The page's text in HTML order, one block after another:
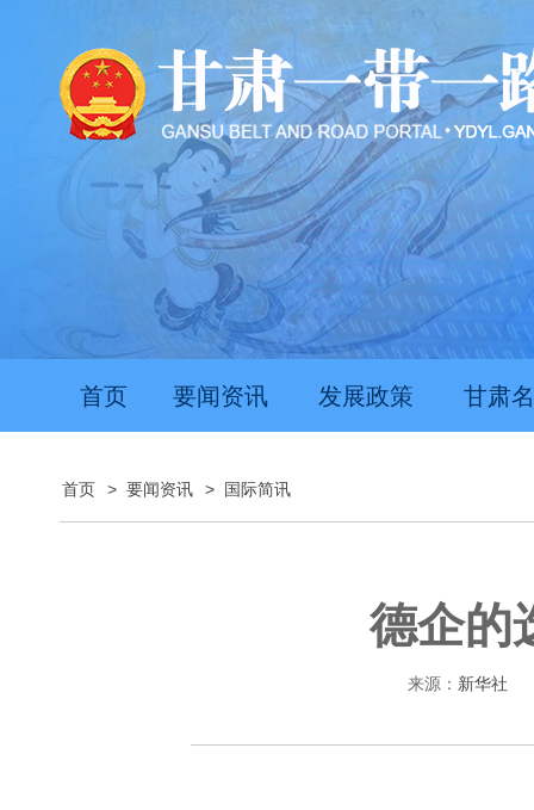
首页 要闻资讯 发展政策 甘肃
首页 > 要闻资讯 > 国际简讯
德企的
来源： 新华社